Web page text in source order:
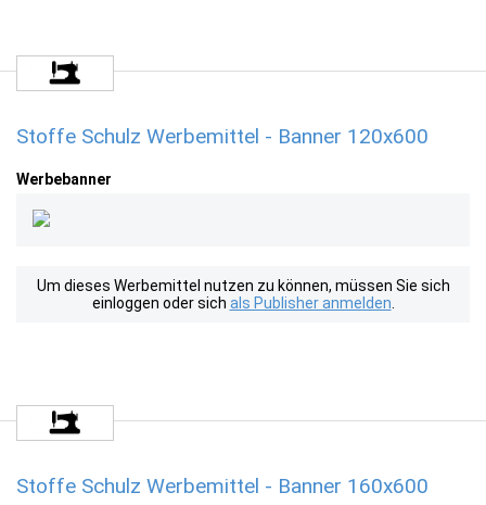
Stoffe Schulz Werbemittel - Banner 120x600
Werbebanner
Um dieses Werbemittel nutzen zu können, müssen Sie sich
einloggen oder sich als Publisher anmelden
Stoffe Schulz Werbemittel - Banner 160x600